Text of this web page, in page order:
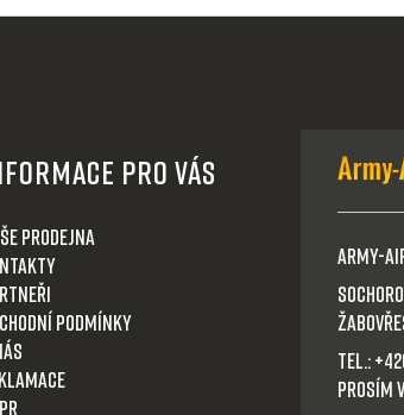
pro Vás
prodejna
podmínky
Army-
Tel.:
prosím